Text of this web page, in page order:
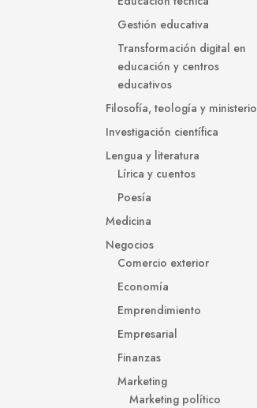
Gestión educativa
Transformación digital en
educación y centros
educativos
Filosofía, teología y ministerio
Investigación científica
Lengua y literatura
Lírica y cuentos
Poesía
Medicina
Negocios
Comercio exterior
Economía
Emprendimiento
Empresarial
Finanzas
Marketing
Marketing político